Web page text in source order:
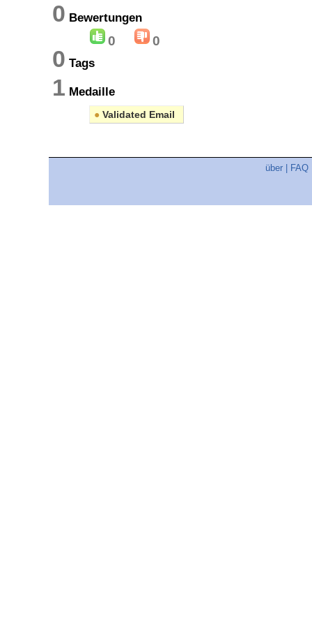
0 Bewertungen
0 0
0 Tags
1 Medaille
● Validated Email
über FAQ